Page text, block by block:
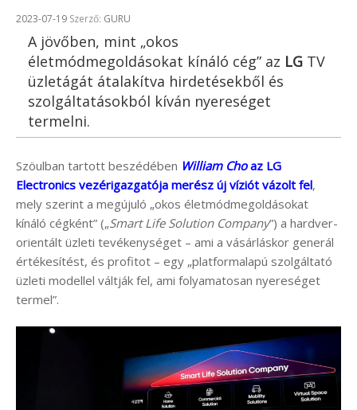
Beküldve:
2023-07-19 Szerző: GURU
A jövőben, mint „okos
életmódmegoldásokat kínáló cég” az LG TV
üzletágát átalakítva hirdetésekből és
szolgáltatásokból kíván nyereséget
termelni.
Szöulban tartott beszédében William Choaz LG
Electronics vezérigazgatója merész új víziót vázolt fel,
mely szerint a megújuló „okos életmódmegoldásokat
kínáló cégként” („Smart Life Solution Company”) a hardver-
orientált üzleti tevékenységet – ami a vásárláskor generál
értékesítést, és profitot – egy „platformalapú szolgáltató
üzleti modellel váltják fel, ami folyamatosan nyereséget
termel”.